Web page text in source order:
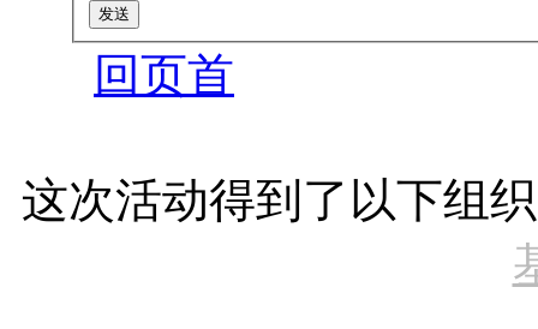
回页首
这次活动得到了以下组